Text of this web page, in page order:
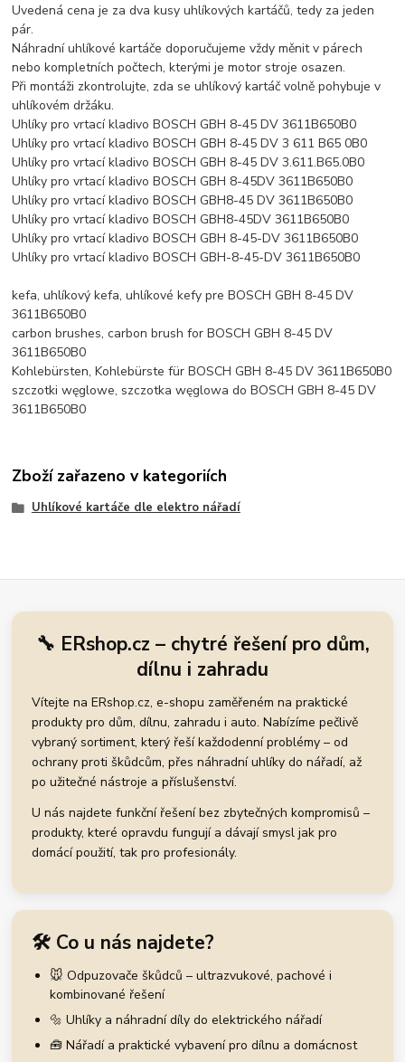
Uvedená cena je za dva kusy uhlíkových kartáčů, tedy za jeden
pár.
Náhradní uhlíkové kartáče doporučujeme vždy měnit v párech
nebo kompletních počtech, kterými je motor stroje osazen.
Při montáži zkontrolujte, zda se uhlíkový kartáč volně pohybuje v
uhlíkovém držáku.
Uhlíky pro vrtací kladivo BOSCH GBH 8-45 DV 3611B650B0
Uhlíky pro vrtací kladivo BOSCH GBH 8-45 DV 3 611 B65 0B0
Uhlíky pro vrtací kladivo BOSCH GBH 8-45 DV 3.611.B65.0B0
Uhlíky pro vrtací kladivo BOSCH GBH 8-45DV 3611B650B0
Uhlíky pro vrtací kladivo BOSCH GBH8-45 DV 3611B650B0
Uhlíky pro vrtací kladivo BOSCH GBH8-45DV 3611B650B0
Uhlíky pro vrtací kladivo BOSCH GBH 8-45-DV 3611B650B0
Uhlíky pro vrtací kladivo BOSCH GBH-8-45-DV 3611B650B0
kefa, uhlíkový kefa, uhlíkové kefy pre BOSCH GBH 8-45 DV
3611B650B0
carbon brushes, carbon brush for BOSCH GBH 8-45 DV
3611B650B0
Kohlebürsten, Kohlebürste für BOSCH GBH 8-45 DV 3611B650B0
szczotki węglowe, szczotka węglowa do BOSCH GBH 8-45 DV
3611B650B0
Zboží zařazeno v kategoriích
Uhlíkové kartáče dle elektro nářadí
🔧 ERshop.cz – chytré řešení pro dům,
dílnu i zahradu
Vítejte na ERshop.cz, e-shopu zaměřeném na praktické
produkty pro dům, dílnu, zahradu i auto. Nabízíme pečlivě
vybraný sortiment, který řeší každodenní problémy – od
ochrany proti škůdcům, přes náhradní uhlíky do nářadí, až
po užitečné nástroje a příslušenství.
U nás najdete funkční řešení bez zbytečných kompromisů –
produkty, které opravdu fungují a dávají smysl jak pro
domácí použití, tak pro profesionály.
🛠️ Co u nás najdete?
🐭 Odpuzovače škůdců – ultrazvukové, pachové i
kombinované řešení
🔩 Uhlíky a náhradní díly do elektrického nářadí
🧰 Nářadí a praktické vybavení pro dílnu a domácnost